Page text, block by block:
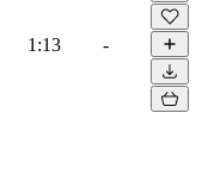
1:13 -